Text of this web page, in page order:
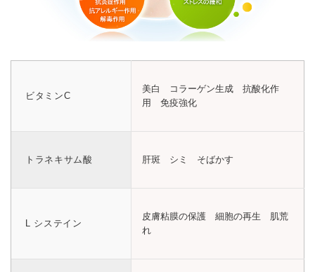
ビタミンC
美白 コラーゲン生成 抗酸化作
用 免疫強化
トラネキサム酸 肝斑 シミ そばかす
L システイン
皮膚粘膜の保護 細胞の再生 肌荒
れ